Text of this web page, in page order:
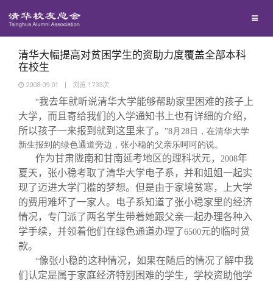
地区联络
年级联络
院系校友工作
专业委员会
兴趣群体
西南联大校友会
回馈母校
捐赠项目
捐赠新闻
捐赠纪事
捐赠方法
义工计划
媒体平台
《清华校友通讯》
《水木清华》
我要订阅
新媒体平台
百年清华
清华人物
清华故事
青春风采
校友文苑
校友服务
终身学习
信息化服务
三创大赛
校友总会
总会简介
会长致辞
关闭
清华大幅提高对贫困学生的资助力度覆盖全部本科
在校生
2008-09-01 | 浏览 1733次
“我去年就听说清华大学能够帮助家里困难的孩子上
大学，而且寄给我们的入学通知书上也有详细的介绍，
所以孩子一来报到就到这里来了。 ”8月28 日 ，在清华大学
新生报到的绿色通道旁边，张小稳的父亲乐呵呵的说。
作为甘肃陇南和甘南延考地区的理科状元， 2008年
夏天，张小稳考取了清华大学电子系，并和姐姐一起实
现了迈进大学门槛的梦想。但是由于家境贫寒，上大学
的费用难坏了一家人。电子系知道了张小稳家里的经济
情况，专门派了两名学生带着她跟父亲一起办理各种入
学手续，并领着他们在绿色通道办理了6500元的临时贷
款。
“像张小稳的这种情况，如果在随后的情况了解中我
们认定是属于家庭经济特别困难的学生，学校资助他学